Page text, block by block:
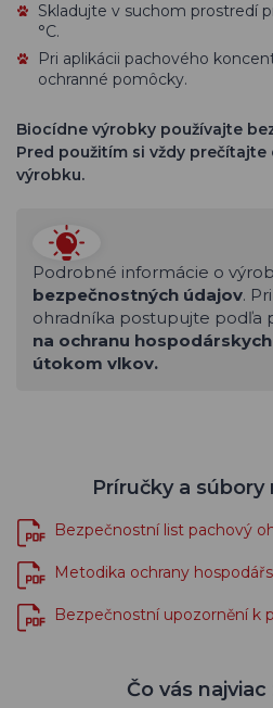
Skladujte v suchom prostredí
°C.
Pri aplikácii pachového
ochranné pomôcky.
Biocídne výrobky používajte
Pred použitím si vždy
výrobku.
Podrobné informácie o
bezpečnostných údajov.
ohradníka postupujte podľa
na ochranu
útokom vlkov.
Príručky a súbory
Bezpečnostní list pachový
Metodika ochrany
Bezpečnostní upozornění k
Čo vás